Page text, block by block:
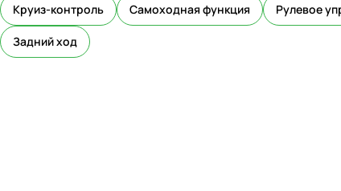
Круиз-контроль Самоходная функция Рулевое
Задний ход